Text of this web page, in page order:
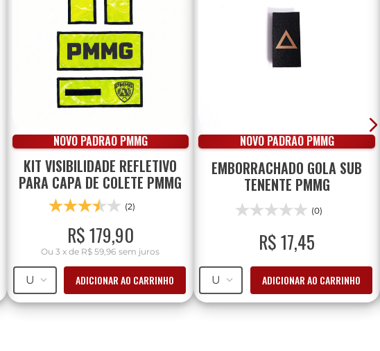
NOVO PADRÃO PMMG
KIT VISIBILIDADE REFLETIVO
PARA CAPA DE COLETE PMMG
(2)
R$179,90
Ou3 x de R$ 59,96 sem juros
U ADICIONAR AO CARRINHO
NOVO PADRÃO PMMG
EMBORRACHADO GOLA SUB
TENENTE PMMG
(0)
R$17,45
U ADICIONAR AO CARRINHO